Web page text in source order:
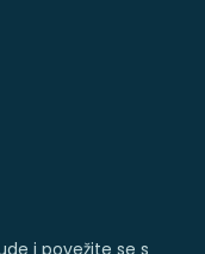
i povežite se s